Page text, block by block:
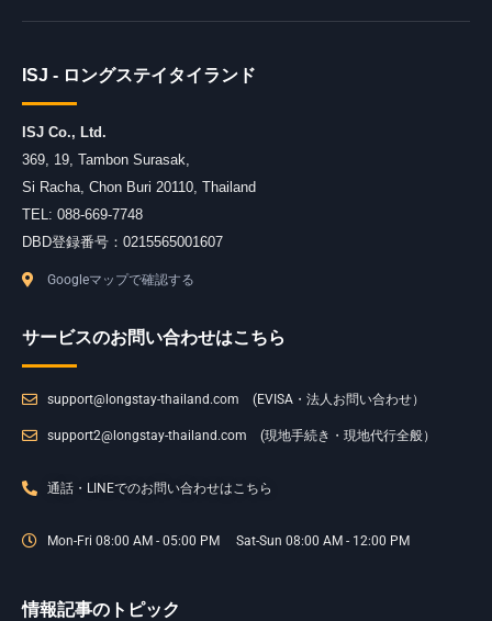
ISJ - ロングステイタイランド
ISJ Co., Ltd.
369, 19, Tambon Surasak
Si Racha Chon Buri 20110 Thailand
TEL: 088-669-7748
DBD登録番号：0215565001607
Googleマップで確認する
サービスのお問い合わせはこちら
support@longstay-thailand.com (EVISA・法人お問い合わせ）
support2@longstay-thailand.com (現地手続き・現地代行全般）
通話・LINEでのお問い合わせはこちら
Mon-Fri 08:00 AM - 05:00 PM Sat-Sun 08:00 AM - 12:00 PM
情報記事のトピック